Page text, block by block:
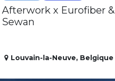
Afterwork x Eurofiber &
Sewan
Louvain-la-Neuve, Belgique